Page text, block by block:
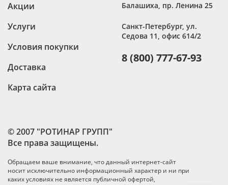
© 2007 "РОТИНАР ГРУПП"
Все права защищены.
Обращаем ваше внимание, что данный интернет-сайт
носит исключительно информационный характер и ни при
каких условиях не является публичной офертой,
Акции
Услуги
Условия покупки
Доставка
Карта сайта
Балашиха, пр. Ленина 25
Санкт-Петербург, ул.
Седова 11, офис 614/2
8 (800) 777-67-93